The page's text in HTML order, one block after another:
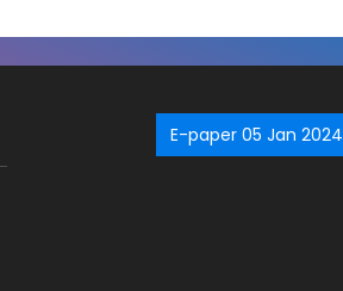
E-paper 05 Jan 2024